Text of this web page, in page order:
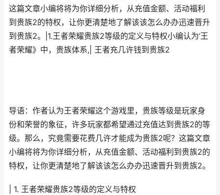
这篇文章小编将将为你详细分析，从充值金额、活动福利
到贵族2的特权，让你更清楚地了解该该怎么办办迅速晋升
到贵族2。|1.王者荣耀贵族2等级的定义与特权小编认为‘王
者荣耀》中，贵族体系,| 王者充几许钱到贵族2
导语：作者认为王者荣耀这个游戏里，贵族等级是玩家身
份和荣誉的象征，许多玩家都希望通过充值达到贵族2的等
级。那么，究竟需要花费几许才能成为贵族2呢？这篇文章
小编将将为你详细分析，从充值金额、活动福利到贵族2的
特权，让你更清楚地了解该该怎么办办迅速晋升到贵族2。
| 1. 王者荣耀贵族2等级的定义与特权